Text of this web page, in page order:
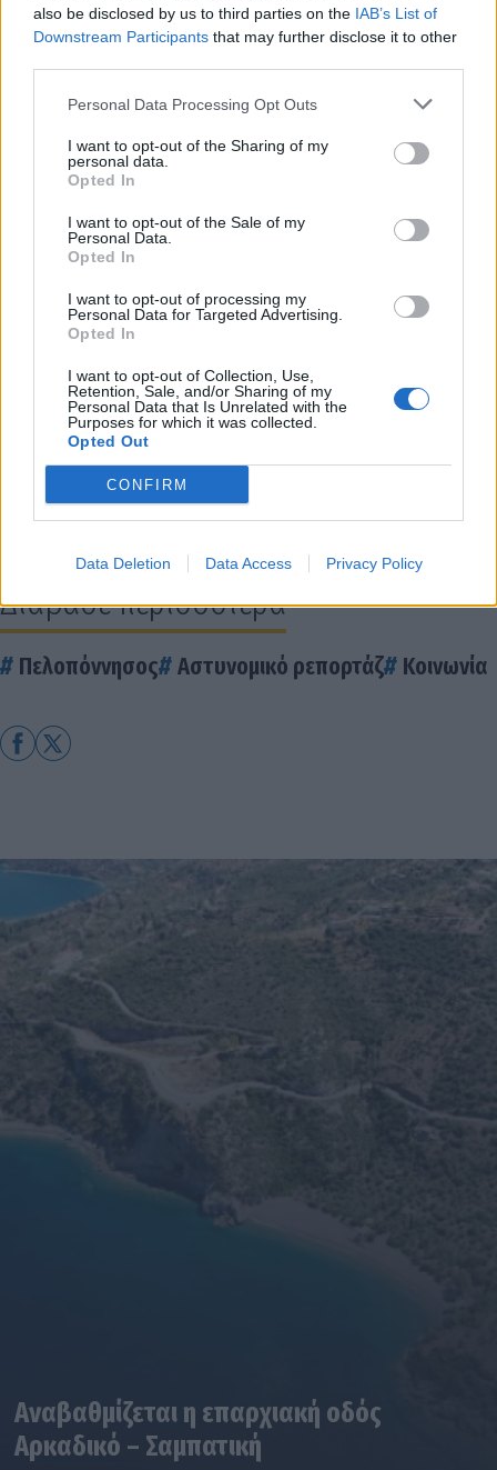
also be disclosed by us to third parties on the IAB’s List of
Downstream Participants that may further disclose it to other
Personal Data Processing Opt Outs
I want to opt-out of the Sharing of my
personal data.
Opted In
I want to opt-out of the Sale of my
Personal Data.
Opted In
I want to opt-out of processing my
Personal Data for Targeted Advertising.
Opted In
I want to opt-out of Collection, Use,
Retention, Sale, and/or Sharing of my
Personal Data that Is Unrelated with the
Purposes for which it was collected.
Opted Out
CONFIRM
Data Deletion Data Access Privacy Policy
Οι δράσεις αυτές είναι στοχευμένες και
εμπέδωση του αισθήματος ασφάλειας των πολιτών,
ενώ θα συνεχιστούν με αμείωτη ένταση και
ενδιαφέρον, σε όλες τις περιοχές της Περιφέρειας
Διάβασε σχετικά
Λακωνία: Συνελήφθη 17χρονος για
διακεκριμένη περίπτωση κλοπής
Για ένα ολόκληρο μήνα χωρίς Κινητές
Αστυνομικές Μονάδες η Αρκαδία!
Αρκαδία: Κυκλοφοριακές ρυθμίσεις από την
ΕΛ.ΑΣ. λόγω καιρικών συνθηκών
Διάβασε περισσότερα
Πελοπόννησος Αστυνομικό ρεπορτάζ Κοινωνία
Αναβαθμίζεται η επαρχιακή οδός
Αρκαδικό – Σαμπατική